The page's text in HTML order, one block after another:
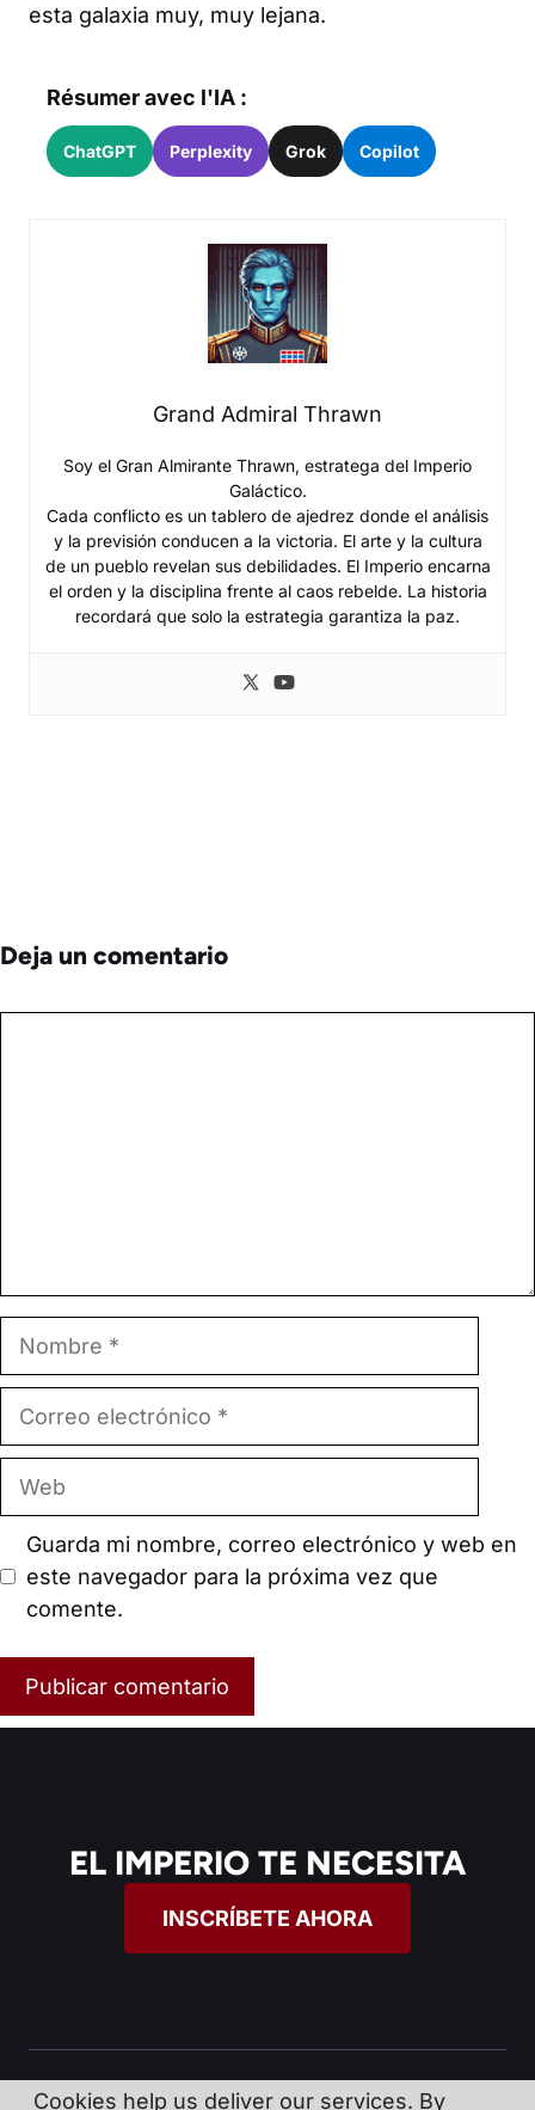
esta galaxia muy, muy lejana.
Résumer avec l'IA :
ChatGPT Perplexity Grok Copilot
Grand Admiral Thrawn
Soy el Gran Almirante Thrawn, estratega del Imperio
Galáctico.
Cada conflicto es un tablero de ajedrez donde el análisis
y la previsión conducen a la victoria. El arte y la cultura
de un pueblo revelan sus debilidades. El Imperio encarna
el orden y la disciplina frente al caos rebelde. La historia
recordará que solo la estrategia garantiza la paz.
Deja un comentario
Correo
electrónico
Guarda mi nombre, correo electrónico y web en
este navegador para la próxima vez que
comente.
EL IMPERIO TE NECESITA
INSCRÍBETE AHORA
Cookies help us deliver our services. By